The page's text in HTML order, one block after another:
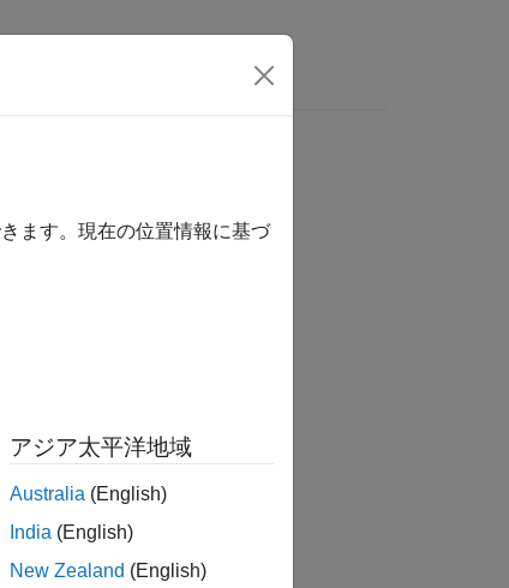
ます。現在の位置情報に基づ
アジア太平洋地域
Australia (English)
India (English)
New Zealand (English)